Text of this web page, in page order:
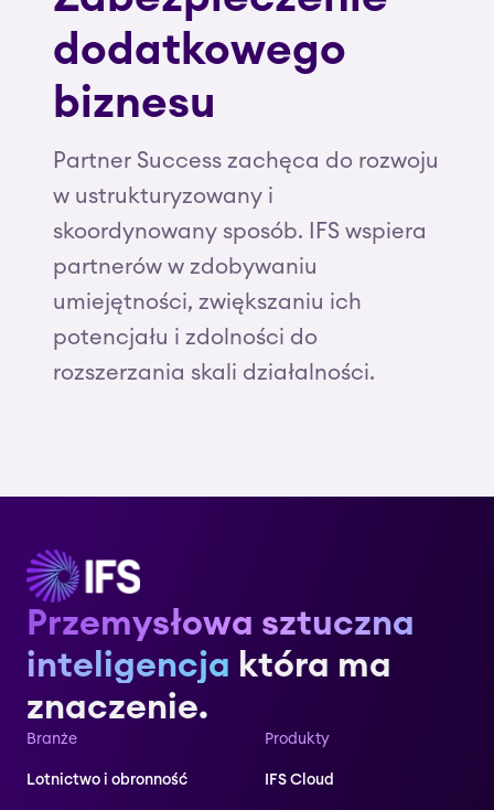
dodatkowego
biznesu
Partner Success zachęca do rozwoju
w ustrukturyzowany i
skoordynowany sposób. IFS wspiera
partnerów w zdobywaniu
umiejętności, zwiększaniu ich
potencjału i zdolności do
rozszerzania skali działalności.
Przemysłowa sztuczna
inteligencja która ma
znaczenie.
Branże
Lotnictwo i obronność
Produkty
IFS Cloud